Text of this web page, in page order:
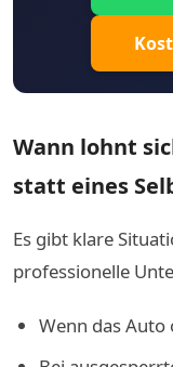
Wann lohnt
statt eines
Es gibt klare
professionelle
Wenn das Auto